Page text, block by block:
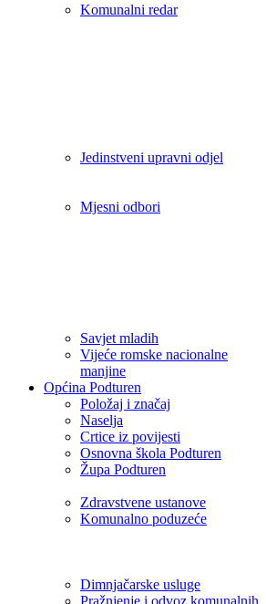
Komunalni redar
Jedinstveni upravni odjel
Mjesni odbori
Savjet mladih
Vijeće romske nacionalne
manjine
Općina Podturen
Položaj i značaj
Naselja
Crtice iz povijesti
Osnovna škola Podturen
Župa Podturen
Zdravstvene ustanove
Komunalno poduzeće
Dimnjačarske usluge
Pražnjenje i odvoz komunalnih